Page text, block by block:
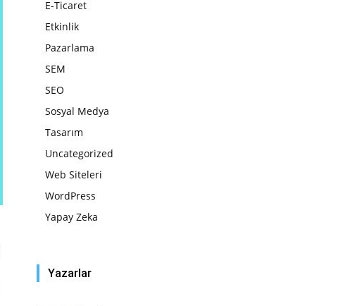
E-Ticaret
Etkinlik
Pazarlama
SEM
SEO
Sosyal Medya
Tasarım
Uncategorized
Web Siteleri
WordPress
Yapay Zeka
Yazarlar